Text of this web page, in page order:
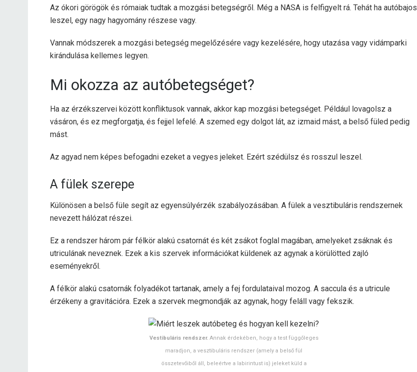
Az ókori görögök és rómaiak tudtak a mozgási betegségről. Még a NASA is felfigyelt rá. Tehát ha autóbajos
leszel, egy nagy hagyomány részese vagy.
Vannak módszerek a mozgási betegség megelőzésére vagy kezelésére, hogy utazása vagy vidámparki
kirándulása kellemes legyen.
Mi okozza az autóbetegséget?
Ha az érzékszervei között konfliktusok vannak, akkor kap mozgási betegséget. Például lovagolsz a
vásáron, és ez megforgatja, és fejjel lefelé. A szemed egy dolgot lát, az izmaid mást, a belső füled pedig
mást.
Az agyad nem képes befogadni ezeket a vegyes jeleket. Ezért szédülsz és rosszul leszel.
A fülek szerepe
Különösen a belső füle segít az egyensúlyérzék szabályozásában. A fülek a vesztibuláris rendszernek
nevezett hálózat részei.
Ez a rendszer három pár félkör alakú csatornát és két zsákot foglal magában, amelyeket zsáknak és
utriculának neveznek. Ezek a kis szervek információkat küldenek az agynak a körülötted zajló
eseményekről.
A félkör alakú csatornák folyadékot tartanak, amely a fej fordulataival mozog. A saccula és a utricule
érzékeny a gravitációra. Ezek a szervek megmondják az agynak, hogy feláll vagy fekszik.
Vestibuláris rendszer.Annak érdekében, hogy a test függőleges
maradjon, a vesztibuláris rendszer (amely a belső fül
összetevőiből áll, beleértve a labirintust is) jeleket küld a